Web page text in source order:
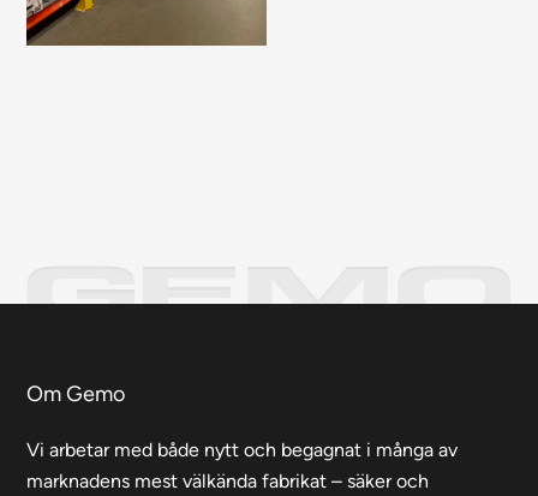
Om Gemo
Vi arbetar med både nytt och begagnat i många av
marknadens mest välkända fabrikat – säker och